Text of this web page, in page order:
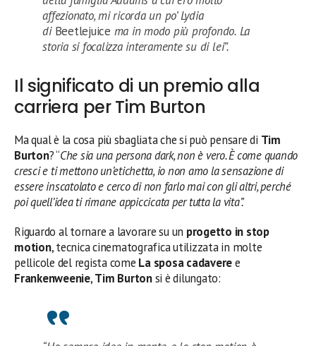
affezionato, mi ricorda un po’ Lydia
di Beetlejuice ma in modo più profondo. La
storia si focalizza interamente su di lei”.
Il significato di un premio alla
carriera per Tim Burton
Ma qual è la cosa più sbagliata che si può pensare di Tim
Burton? “Che sia una persona dark, non è vero. È come quando
cresci e ti mettono un’etichetta, io non amo la sensazione di
essere inscatolato e cerco di non farlo mai con gli altri, perché
poi quell’idea ti rimane appiccicata per tutta la vita”.
Riguardo al tornare a lavorare su un progetto in stop
motion, tecnica cinematografica utilizzata in molte
pellicole del regista come La sposa cadaveree
Frankenweenie,Tim Burtonsi è dilungato: